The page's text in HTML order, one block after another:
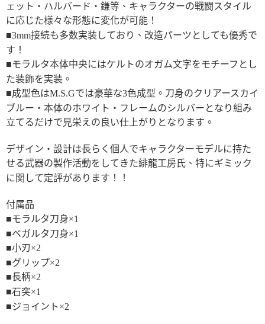
ェット・ハルバード・鎌等、キャラクターの戦闘スタイル
に応じた様々な形態に変化が可能！
■3mm接続も多数実装しており、改造パーツとしても優秀で
す！
■モラルタ本体中央にはケルトのオガム文字をモチーフとし
た装飾を実装。
■成型色はM.S.Gでは豪華な3色成型。刀身のクリアースカイ
ブルー・本体のホワイト・フレームのシルバーとなり組み
立てるだけで見栄えの良い仕上がりとなります。
デザイン・設計は長らく個人でキャラクターモデルに持た
せる武器の製作活動をしてきた緋龍工房氏、特にギミック
に関して定評があります！！
付属品
■モラルタ刀身×1
■ベガルタ刀身×1
■小刃×2
■グリップ×2
■長柄×2
■石突×1
■ジョイント×2